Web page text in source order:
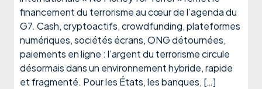
financement du terrorisme au cœur de l’agenda du
G7. Cash, cryptoactifs, crowdfunding, plateformes
numériques, sociétés écrans, ONG détournées,
paiements en ligne : l’argent du terrorisme circule
désormais dans un environnement hybride, rapide
et fragmenté. Pour les États, les banques, […]